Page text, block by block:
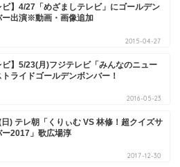
ビ】4/27「めざましテレビ」にゴールデン
ー出演※動画・画像追加
2015-04-27
ビ】5/23(月)フジテレビ「みんなのニュー
トライドゴールデンボンバー！
2016-05-23
) テレ朝「くりぃむ VS 林修！超クイズサ
ー2017」歌広場淳
2017-12-30